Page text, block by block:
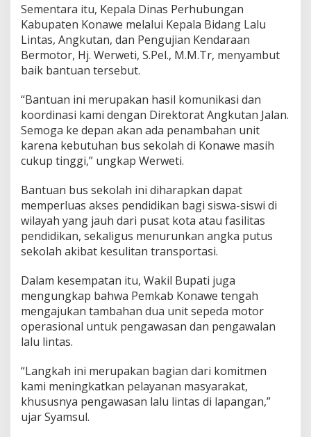
Sementara itu, Kepala Dinas Perhubungan
Kabupaten Konawe melalui Kepala Bidang Lalu
Lintas, Angkutan, dan Pengujian Kendaraan
Bermotor, Hj. Werweti, S.Pel., M.M.Tr, menyambut
baik bantuan tersebut.
“Bantuan ini merupakan hasil komunikasi dan
koordinasi kami dengan Direktorat Angkutan Jalan.
Semoga ke depan akan ada penambahan unit
karena kebutuhan bus sekolah di Konawe masih
cukup tinggi,” ungkap Werweti.
Bantuan bus sekolah ini diharapkan dapat
memperluas akses pendidikan bagi siswa-siswi di
wilayah yang jauh dari pusat kota atau fasilitas
pendidikan, sekaligus menurunkan angka putus
sekolah akibat kesulitan transportasi.
Dalam kesempatan itu, Wakil Bupati juga
mengungkap bahwa Pemkab Konawe tengah
mengajukan tambahan dua unit sepeda motor
operasional untuk pengawasan dan pengawalan
lalu lintas.
“Langkah ini merupakan bagian dari komitmen
kami meningkatkan pelayanan masyarakat,
khususnya pengawasan lalu lintas di lapangan,”
ujar Syamsul.